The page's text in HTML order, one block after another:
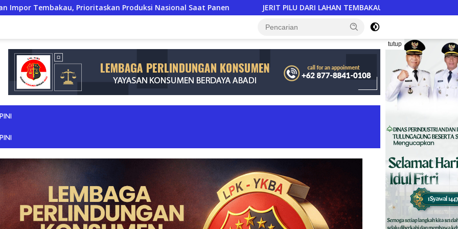
Produksi Nasional Saat Panen JERIT PILU DARI LAHAN TEMBAKAU ​: Modal Tani Mencekik 2,3 Kali Lipat,
tutup